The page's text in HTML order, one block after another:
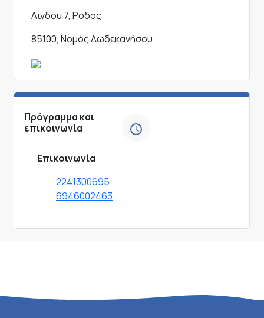
Λινδου 7, Ροδος
85100, Νομός Δωδεκανήσου
Πρόγραμμα και
επικοινωνία
Επικοινωνία
2241300695
6946002463